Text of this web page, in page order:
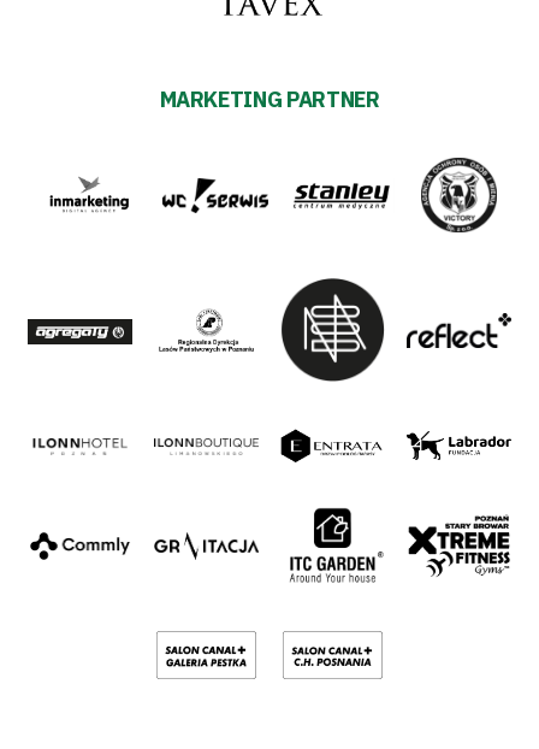
MARKETING PARTNER